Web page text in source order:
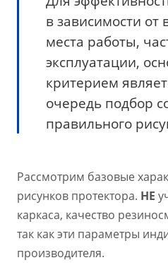
в зависимости от
места работы,
эксплуатации,
критерием
очередь подбор
правильного
Рассмотрим базовые
рисунков протектора. НЕ
каркаса, качество
так как эти параметры
производителя.